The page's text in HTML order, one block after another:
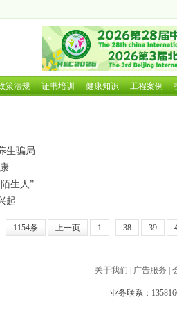
前景
卫健委等部门就近期流感问题回应
业博览会
健康展览会
康暨康养产业博览会
策法规 证书培训 健康知识 工程案例
生骗局
生人”
起
1154条 上一页 1 .. 38 39
关于我们 广告服务
业务联系：